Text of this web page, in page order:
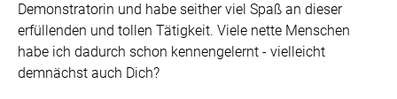
Demonstratorin und habe seither viel Spaß an dieser
erfüllenden und tollen Tätigkeit. Viele nette Menschen
habe ich dadurch schon kennengelernt - vielleicht
demnächst auch Dich?